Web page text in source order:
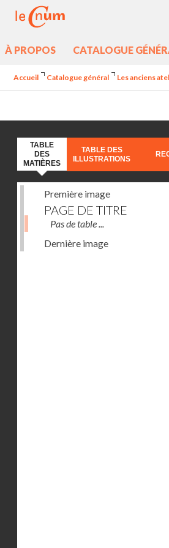
À PROPOS CATALOGUE
Accueil Catalogue général Les anciens
TABLE
DES
MATIÈRES
TABLE DES
ILLUSTRATIONS
Première image
PAGE DE TITRE
Pas de table ...
Dernière image